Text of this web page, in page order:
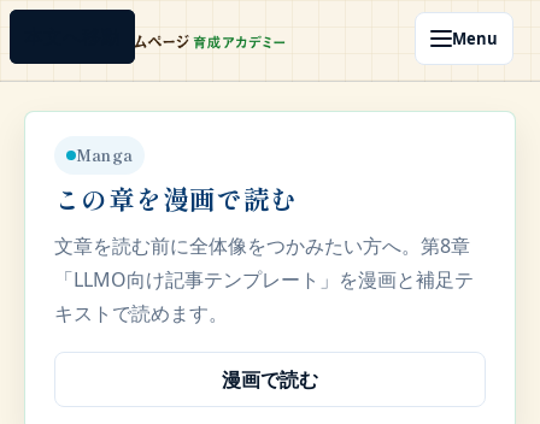
Menu
Manga
この章を漫画で読む
文章を読む前に全体像をつかみたい方へ。第8章
「LLMO向け記事テンプレート」を漫画と補足テ
キストで読めます。
漫画で読む